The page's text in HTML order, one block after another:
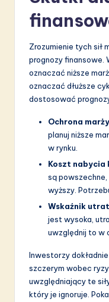
Zrozumienie tych sił
prognozy finansowe.
oznaczać niższe
oznaczać dłuższe
dostosować
Ochrona
planuj niższe
w rynku.
Koszt nabycia
są
wyższy.
Wskaźnik
jest wysoka,
uwzględnij to w
Inwestorzy
szczerym wobec
uwzględniający te
który je ignoruje.